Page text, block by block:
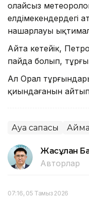
Қолайсыз
елдімекендердегі
нашарлауы
Айта кетейік,
пайда болып,
Ал Орал
қиындағанын
Ауа сапасы
Жасұлан
Авторлар
07:16, 05 Тамыз 2026